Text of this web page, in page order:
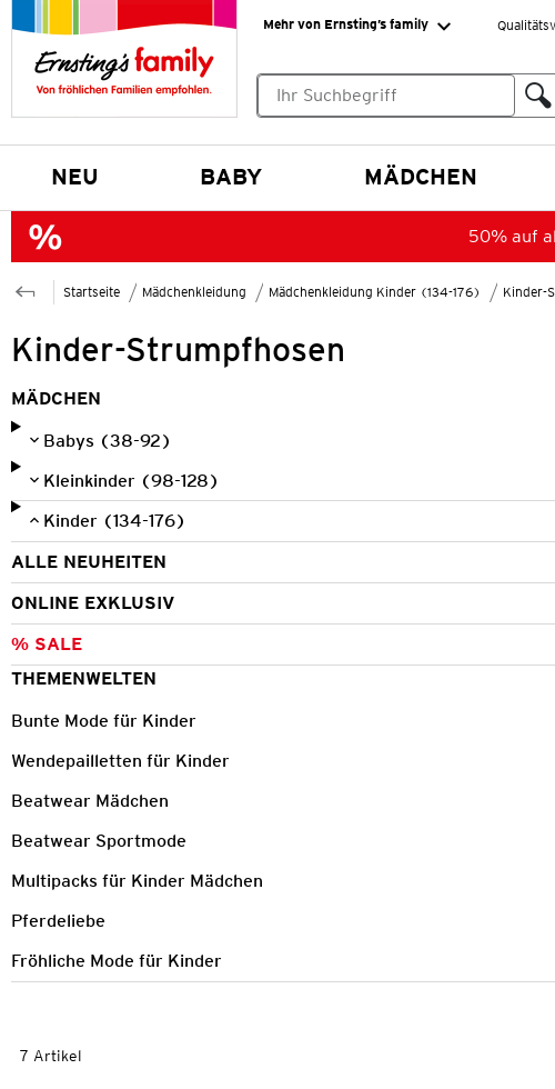
Mehr von Ernsting’s family
NEU BABY MÄDCHEN
50% auf
Startseite Mädchenkleidung Mädchenkleidung Kinder (134-176) Kinder-
Kinder-Strumpfhosen
MÄDCHEN
Babys (38-92)
Kleinkinder (98-128)
Kinder (134-176)
ALLE NEUHEITEN
ONLINE EXKLUSIV
% SALE
THEMENWELTEN
Bunte Mode für Kinder
Wendepailletten für Kinder
Beatwear Mädchen
Beatwear Sportmode
Multipacks für Kinder Mädchen
Pferdeliebe
Fröhliche Mode für Kinder
7 Artikel